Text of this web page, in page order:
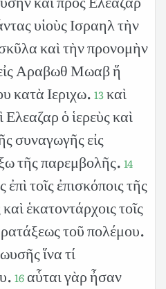
υἱοὺς Ισραηλ τὴν
καὶ τὴν προνομὴν
Αραβωθ Μωαβ ἥ
κατὰ Ιεριχω. 13καὶ
ὁ ἱερεὺς καὶ
συναγωγῆς εἰς
τῆς παρεμβολῆς. 14
τοῖς ἐπισκόποις τῆς
ἑκατοντάρχοις τοῖς
τοῦ πολέμου.
ἵνα τί
16αὗται γὰρ ἦσαν